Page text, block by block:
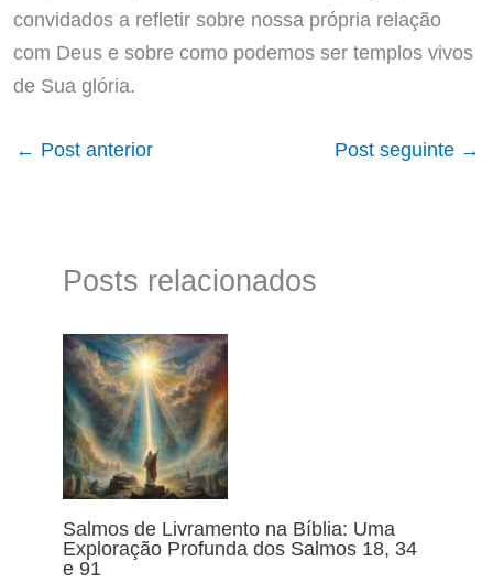
convidados a refletir sobre nossa própria relação
com Deus e sobre como podemos ser templos vivos
de Sua glória.
← Post anterior Post seguinte →
Posts relacionados
Salmos de Livramento na Bíblia: Uma
Exploração Profunda dos Salmos 18, 34
e 91